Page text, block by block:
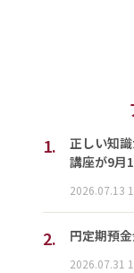
1.
正しい知
講座が9月
2026.07.13
2. 円定期預
2026.07.31